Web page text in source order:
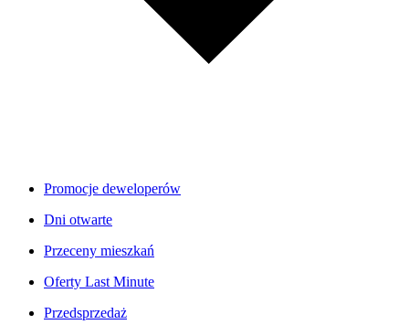
Promocje deweloperów
Dni otwarte
Przeceny mieszkań
Oferty Last Minute
Przedsprzedaż